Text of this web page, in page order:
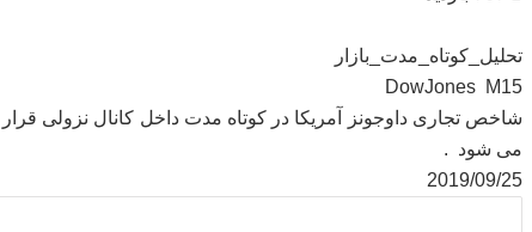
تحلیل_کوتاه_مدت_بازار
DowJones M15
می شود .
2019/09/25